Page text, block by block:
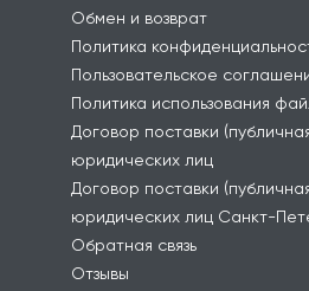
Обмен и возврат
Политика
Пользовательское
Политика использования
Договор поставки
юридических лиц
Договор поставки
юридических лиц Санкт-
Обратная связь
Отзывы